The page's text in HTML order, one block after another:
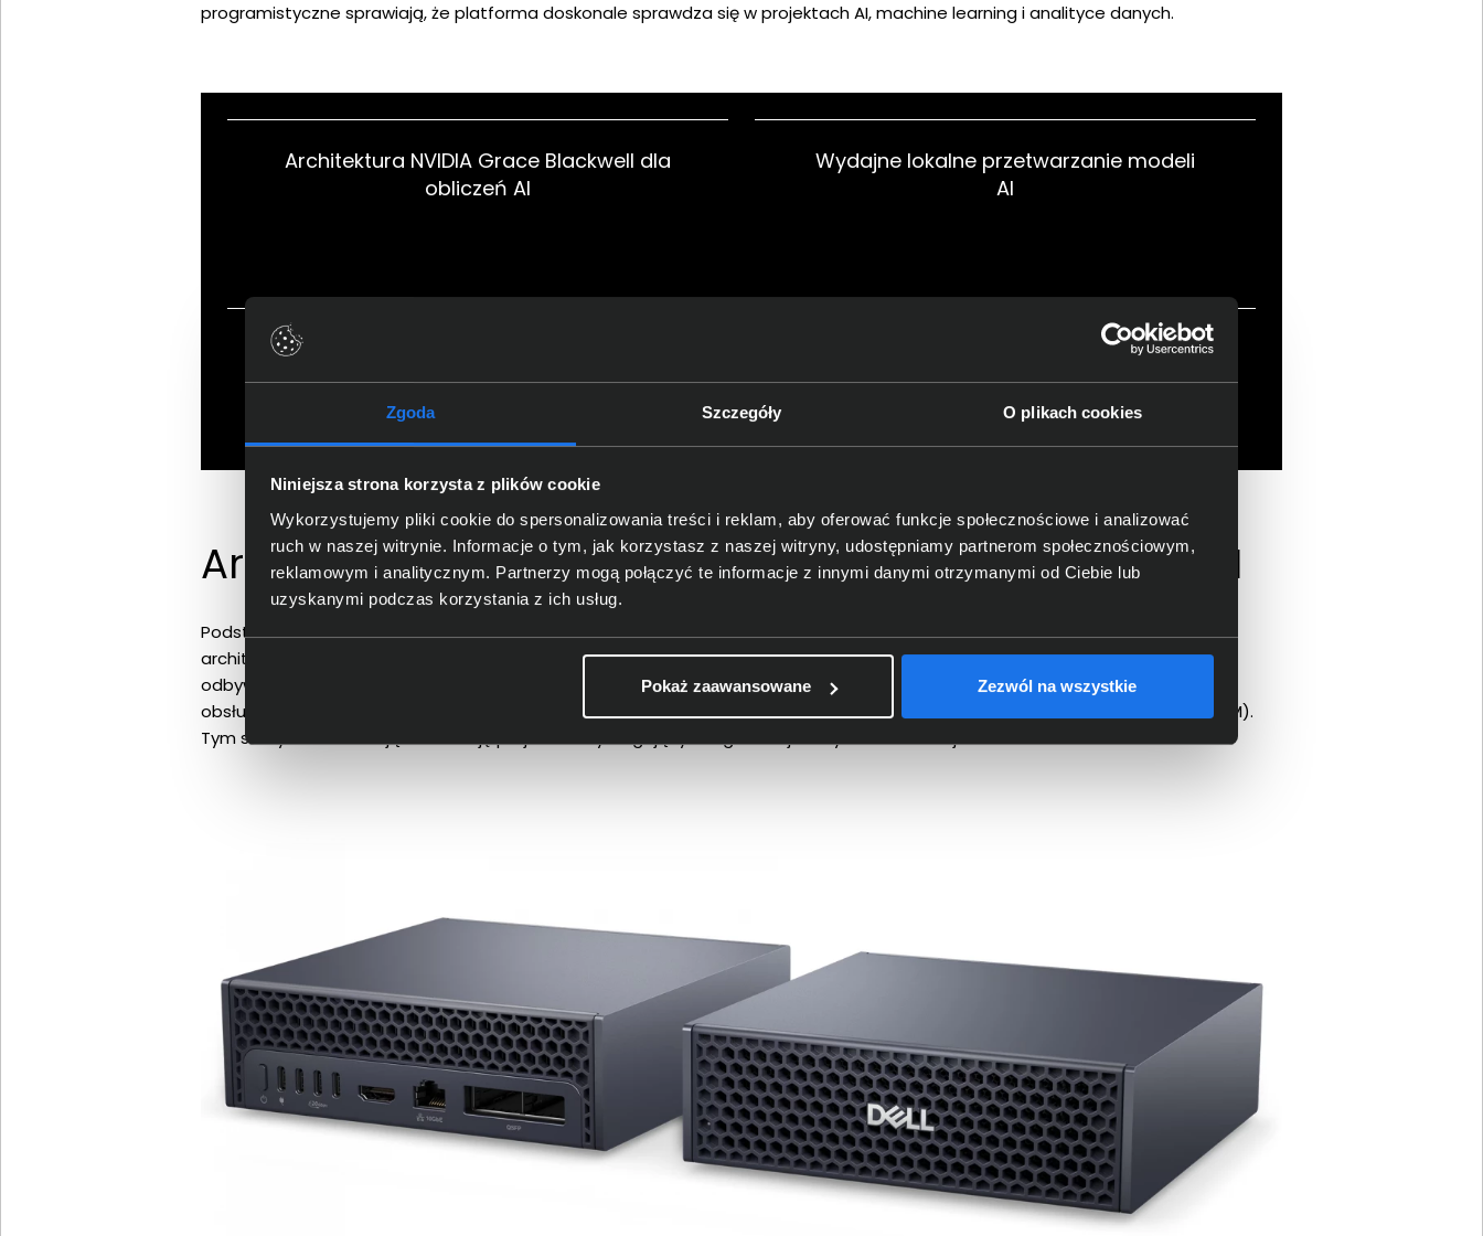
Zgoda Szczegóły O plikach cookies
Niniejsza strona korzysta z plików cookie
Wykorzystujemy pliki cookie do spersonalizowania treści i reklam, aby oferować funkcje społecznościowe i analizować
ruch w naszej witrynie. Informacje o tym, jak korzystasz z naszej witryny, udostępniamy partnerom społecznościowym,
reklamowym i analitycznym. Partnerzy mogą połączyć te informacje z innymi danymi otrzymanymi od Ciebie lub
uzyskanymi podczas korzystania z ich usług.
Pokaż zaawansowane Zezwól na wszystkie
programistyczne sprawiają, że platforma doskonale sprawdza się w projektach AI, machine learning i analityce danych.
Architektura NVIDIA Grace Blackwell dla
obliczeń AI
Wydajne lokalne przetwarzanie modeli
AI
nowoczesnych zastosowań
Bezpieczne środowisko AI i
optymalizacja pracy
Architektura NVIDIA Grace Blackwell dla obliczeń AI
Podstawą urządzenia jest NVIDIA GB10 Grace Blackwell Superchip. Łączy procesor CPU z wydajnym układem GPU w jednej
architekturze zoptymalizowanej pod kątem sztucznej inteligencji. Dzięki technologii NVLink-C2C komunikacja między CPU i GPU
odbywa się z bardzo niskim opóźnieniem. To znacząco przyspiesza przetwarzanie danych i trenowanie modeli AI. Platforma
obsługuje zaawansowane obciążenia obliczeniowe, w tym generatywną sztuczną inteligencję oraz duże modele językowe (LLM).
Tym samym umożliwiając realizację projektów wymagających ogromnej mocy obliczeniowej.